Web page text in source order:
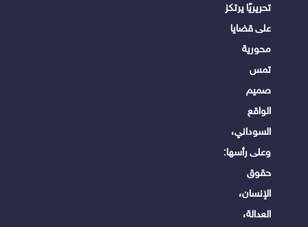
تحريريًا يرتكز
على قضايا
محورية
تمس
صميم
الواقع
السوداني،
وعلى رأسها:
حقوق
الإنسان،
العدالة،